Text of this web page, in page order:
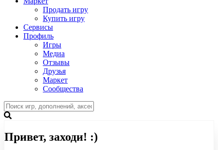
Продать игру
Купить игру
Сервисы
Профиль
Игры
Медиа
Отзывы
Друзья
Маркет
Сообщества
Привет, заходи! :)